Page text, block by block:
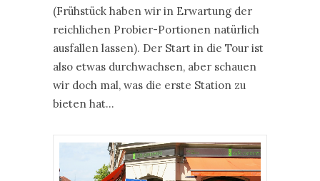
(Frühstück haben wir in Erwartung der
reichlichen Probier-Portionen natürlich
ausfallen lassen). Der Start in die Tour ist
also etwas durchwachsen, aber schauen
wir doch mal, was die erste Station zu
bieten hat…